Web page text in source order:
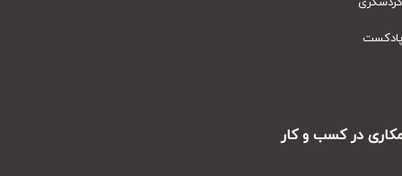
در کسب و کار